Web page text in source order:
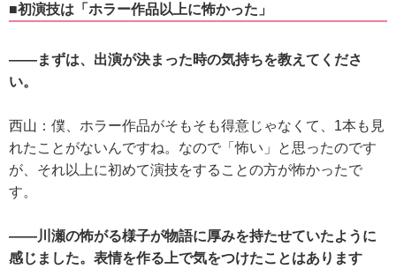
■初演技は「ホラー作品以上に怖かった」
――まずは、出演が決まった時の気持ちを教えてくださ
い。
西山：僕、ホラー作品がそもそも得意じゃなくて、1本も見
れたことがないんですね。なので「怖い」と思ったのです
が、それ以上に初めて演技をすることの方が怖かったで
す。
――川瀬の怖がる様子が物語に厚みを持たせていたように
感じました。表情を作る上で気をつけたことはあります